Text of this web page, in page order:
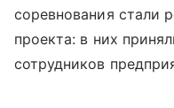
соревнования стали
проекта: в них
сотрудников